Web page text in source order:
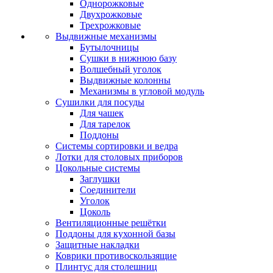
Однорожковые
Двухрожковые
Трехрожковые
Выдвижные механизмы
Бутылочницы
Сушки в нижнюю базу
Волшебный уголок
Выдвижные колонны
Механизмы в угловой модуль
Сушилки для посуды
Для чашек
Для тарелок
Поддоны
Системы сортировки и ведра
Лотки для столовых приборов
Цокольные системы
Заглушки
Соединители
Уголок
Цоколь
Вентиляционные решётки
Поддоны для кухонной базы
Защитные накладки
Коврики противоскользящие
Плинтус для столешниц